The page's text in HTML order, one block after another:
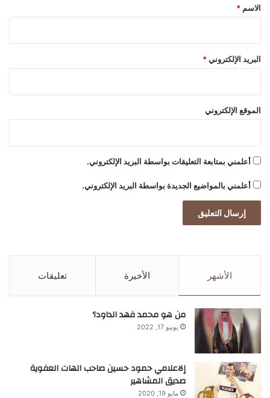
*
الاسم *
البريد الإلكتروني*
الموقع الإلكتروني
أعلمني بمتابعة التعليقات بواسطة البريد الإلكتروني.
أعلمني بالمواضيع الجديدة بواسطة البريد الإلكتروني.
الأشهر الأخيرة تعليقات
من هو محمد فهد الداود؟
يونيو 17, 2022
إلاعلامي حمود حسين صاحب الهات العفوية
صديق المشاهير
مايو 19, 2020